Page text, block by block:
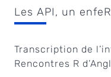
Les API, un
Transcription de
Rencontres R